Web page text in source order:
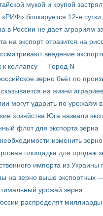
мукой и крупой
блокируется 12-е
в России не дает аграриям
на экспорт отразится на
введение
к коллапсу — Город N
зерно бьёт по
на жизни аграриев
могут ударить по урожаям
хозяйства Юга назвали
флот для экспорта зерна
изменить
площадка для продаж
импорта из
на зерно выше экспортных
урожай зерна
распределят